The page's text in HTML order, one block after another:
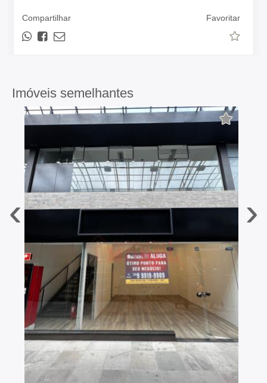
Compartilhar Favoritar
Imóveis semelhantes
‹ ›